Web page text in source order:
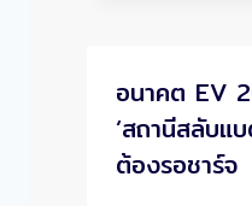
อนาคต EV
‘สถานีสลับแ
ต้องรอชาร์จ